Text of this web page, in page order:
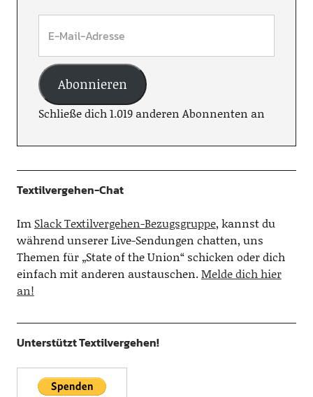
Abonnieren
Schließe dich 1.019 anderen Abonnenten an
Textilvergehen-Chat
Im Slack Textilvergehen-Bezugsgruppe, kannst du
während unserer Live-Sendungen chatten, uns
Themen für „State of the Union“ schicken oder dich
einfach mit anderen austauschen.Melde dich hier
an!
Unterstützt Textilvergehen!